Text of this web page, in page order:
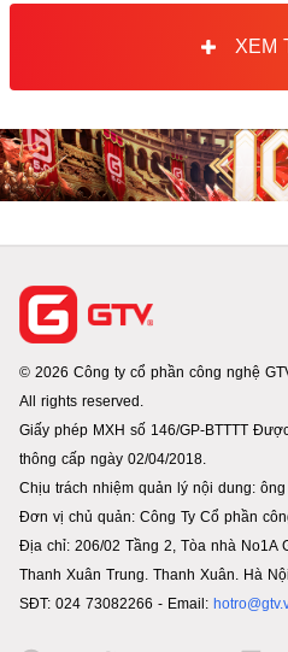
XEM
© 2026 Công ty cổ phần công nghệ
All rights reserved.
Giấy phép MXH số 146/GP-BTTTT
thông cấp ngày 02/04/2018.
Chịu trách nhiệm quản lý nội dung:
Đơn vị chủ quản: Công Ty Cổ phần
Địa chỉ: 206/02 Tầng 2, Tòa nhà No1A
Thanh Xuân Trung. Thanh Xuân. Hà Nội
SĐT: 024 73082266 - Email: